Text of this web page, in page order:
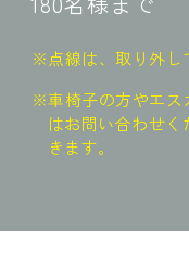
※点線は、取り外し
※車椅子の方やエス
はお問い合わせ
きます。